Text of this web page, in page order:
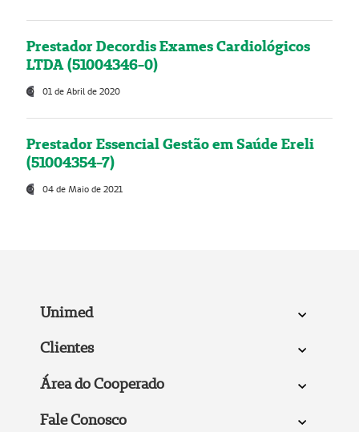
Prestador Decordis Exames Cardiológicos
LTDA (51004346-0)
01 de Abril de 2020
Prestador Essencial Gestão em Saúde Ereli
(51004354-7)
04 de Maio de 2021
Unimed
Clientes
Área do Cooperado
Fale Conosco